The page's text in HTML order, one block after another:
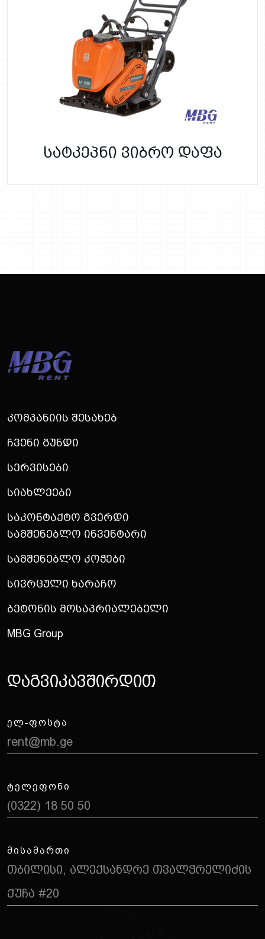
სატკეპნი ვიბრო დაფა
Კომპანიის Შესახებ
Ჩვენი Გუნდი
Სერვისები
Სიახლეები
Საკონტაქტო Გვერდი
Სამშენებლო Ინვენტარი
Სამშენებლო Კოჭები
Სივრცული Ხარაჩო
Ბეტონის Მოსაპრიალებელი
MBG Group
Დაგვიკავშირდით
ᲔᲚ-ᲤᲝᲡᲢᲐ
rent@mb.ge
ᲢᲔᲚᲔᲤᲝᲜᲘ
(0322) 18 50 50
ᲛᲘᲡᲐᲛᲐᲠᲗᲘ
თბილისი, ალექსანდრე თვალჭრელიძის
ქუჩა #20